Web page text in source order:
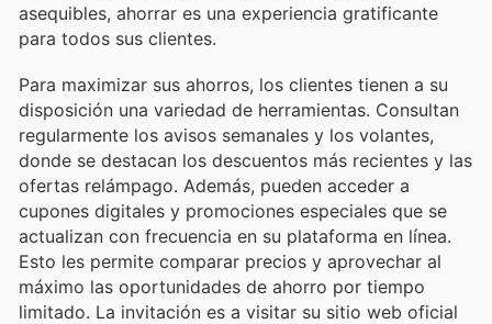
asequibles, ahorrar es una experiencia gratificante
para todos sus clientes.
Para maximizar sus ahorros, los clientes tienen a su
disposición una variedad de herramientas. Consultan
regularmente los avisos semanales y los volantes,
donde se destacan los descuentos más recientes y las
ofertas relámpago. Además, pueden acceder a
cupones digitales y promociones especiales que se
actualizan con frecuencia en su plataforma en línea.
Esto les permite comparar precios y aprovechar al
máximo las oportunidades de ahorro por tiempo
limitado. La invitación es a visitar su sitio web oficial